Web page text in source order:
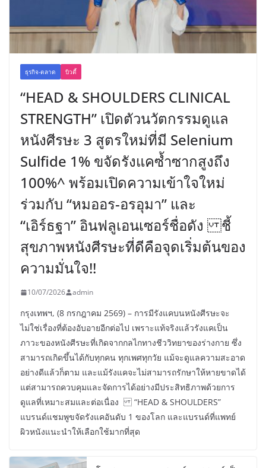
ธุรกิจ-ตลาด บิวตี้
“HEAD & SHOULDERS CLINICAL
STRENGTH” เปิดตัวนวัตกรรมดูแล
หนังศีรษะ 3 สูตรใหม่ที่มี Selenium
Sulfide 1% ขจัดรังแคซ้ำซากสูงถึง
100%^ พร้อมเปิดความเข้าใจใหม่
ร่วมกับ “หมออร-อรอุมา” และ
“เอิร์ธฐา” อินฟลูเอนเซอร์ชื่อดัง ชี้
สุขภาพหนังศีรษะที่ดีคือจุดเริ่มต้นของ
ความมั่นใจ!!
10/07/2026 admin
กรุงเทพฯ, (8 กรกฎาคม 2569) – การมีรังแคบนหนังศีรษะจะ
ไม่ใช่เรื่องที่ต้องอับอายอีกต่อไป เพราะแท้จริงแล้วรังแคเป็น
ภาวะของหนังศีรษะที่เกิดจากกลไกทางชีววิทยาของร่างกาย ซึ่ง
สามารถเกิดขึ้นได้กับทุกคน ทุกเพศทุกวัย แม้จะดูแลความสะอาด
อย่างดีแล้วก็ตาม และแม้รังแคจะไม่สามารถรักษาให้หายขาดได้
แต่สามารถควบคุมและจัดการได้อย่างมีประสิทธิภาพด้วยการ
ดูแลที่เหมาะสมและต่อเนื่อง “HEAD & SHOULDERS”
แบรนด์แชมพูขจัดรังแคอันดับ 1 ของโลก และแบรนด์ที่แพทย์
ผิวหนังแนะนำให้เลือกใช้มากที่สุด